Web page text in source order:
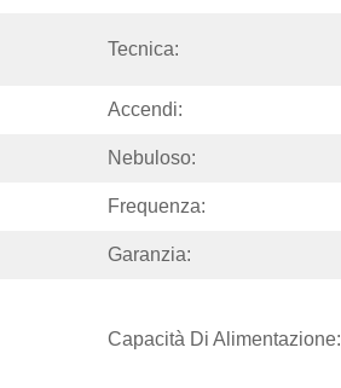
Tecnica:
Accendi:
Nebuloso:
Frequenza:
Garanzia:
Capacità Di Alimentazione: